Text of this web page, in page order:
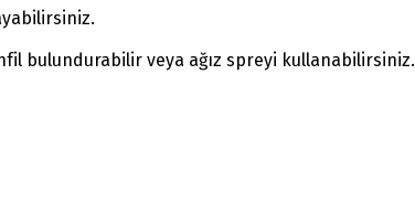
bulundurabilir veya ağız spreyi kullanabilirsiniz.